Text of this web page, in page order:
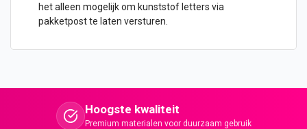
het alleen mogelijk om kunststof letters via
pakketpost te laten versturen.
Hoogste kwaliteit
Premium materialen voor duurzaam gebruik